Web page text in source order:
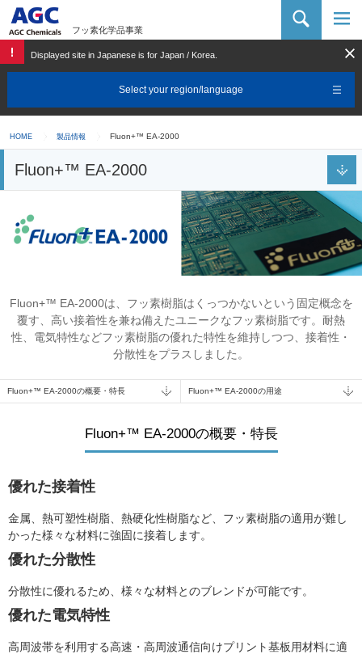
フッ素化学品事業
Displayed site in Japanese is for Japan / Korea.
Select your region/language
HOME 製品情報 Fluon+™ EA-2000
Fluon+™ EA-2000
Fluon+™ EA-2000は、フッ素樹脂はくっつかないという固定概念を
覆す、高い接着性を兼ね備えたユニークなフッ素樹脂です。耐熱
性、電気特性などフッ素樹脂の優れた特性を維持しつつ、接着性・
分散性をプラスしました。
Fluon+™ EA-2000の概要・特長 Fluon+™ EA-2000の用途
Fluon+™ EA-2000の概要・特長
優れた接着性
金属、熱可塑性樹脂、熱硬化性樹脂など、フッ素樹脂の適用が難し
かった様々な材料に強固に接着します。
優れた分散性
分散性に優れるため、様々な材料とのブレンドが可能です。
優れた電気特性
高周波帯を利用する高速・高周波通信向けプリント基板用材料に適